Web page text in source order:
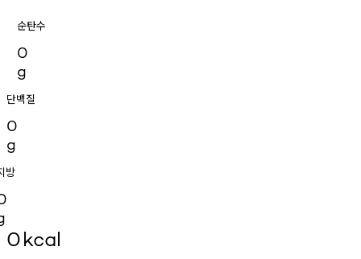
순탄수
0
g
단백질
0
g
방
0kcal